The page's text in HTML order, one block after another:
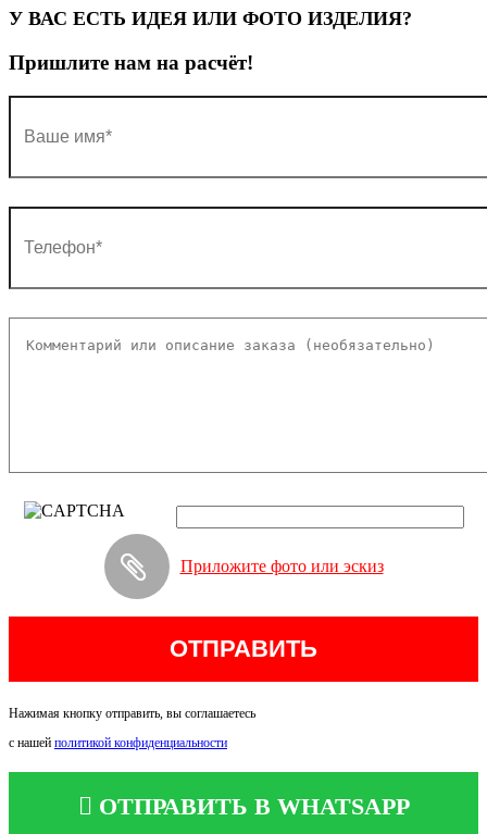
У ВАС ЕСТЬ ИДЕЯ ИЛИ ФОТО ИЗДЕЛИЯ?
Пришлите нам на расчёт!
Приложите фото или эскиз
Нажимая кнопку отправить, вы соглашаетесь
с нашей политикой конфиденциальности
ОТПРАВИТЬ В WHATSAPP